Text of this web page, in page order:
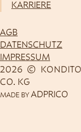
KARRIERE
2026 ©
CO. KG
AGB
DATENSCHUTZ
IMPRESSUM
MADE BY ADPRICO